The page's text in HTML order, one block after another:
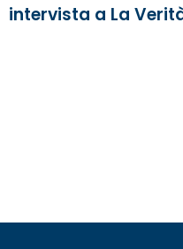
intervista a La